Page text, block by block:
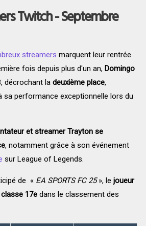
Twitch - Septembre
streamers marquent leur rentrée
fois depuis plus d'un an, Domingo
décrochant la deuxième place,
sa performance exceptionnelle lors du
et streamer Trayton se
, notamment grâce à son événement
sur League of Legends.
de «EA SPORTS FC 25», le joueur
17edans le classement des